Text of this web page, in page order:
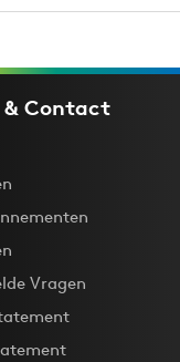
& Contact
Vragen